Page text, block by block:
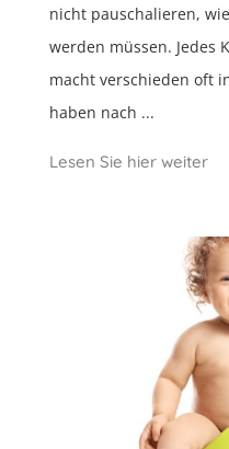
nicht pauschalieren,
werden müssen. Jedes
macht verschieden oft
haben nach ...
Lesen Sie hier weiter